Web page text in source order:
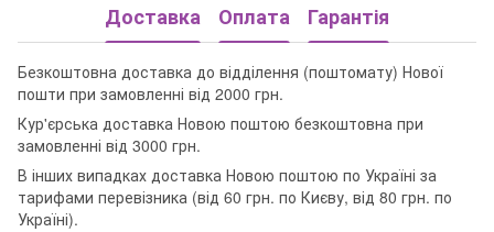
Доставка Оплата Гарантія
Безкоштовна доставка до відділення (поштомату) Нової
пошти при замовленні від 2000 грн.
Кур'єрська доставка Новою поштою безкоштовна при
замовленні від 3000 грн.
В інших випадках доставка Новою поштою по Україні за
тарифами перевізника (від 60 грн. по Києву, від 80 грн. по
Україні).